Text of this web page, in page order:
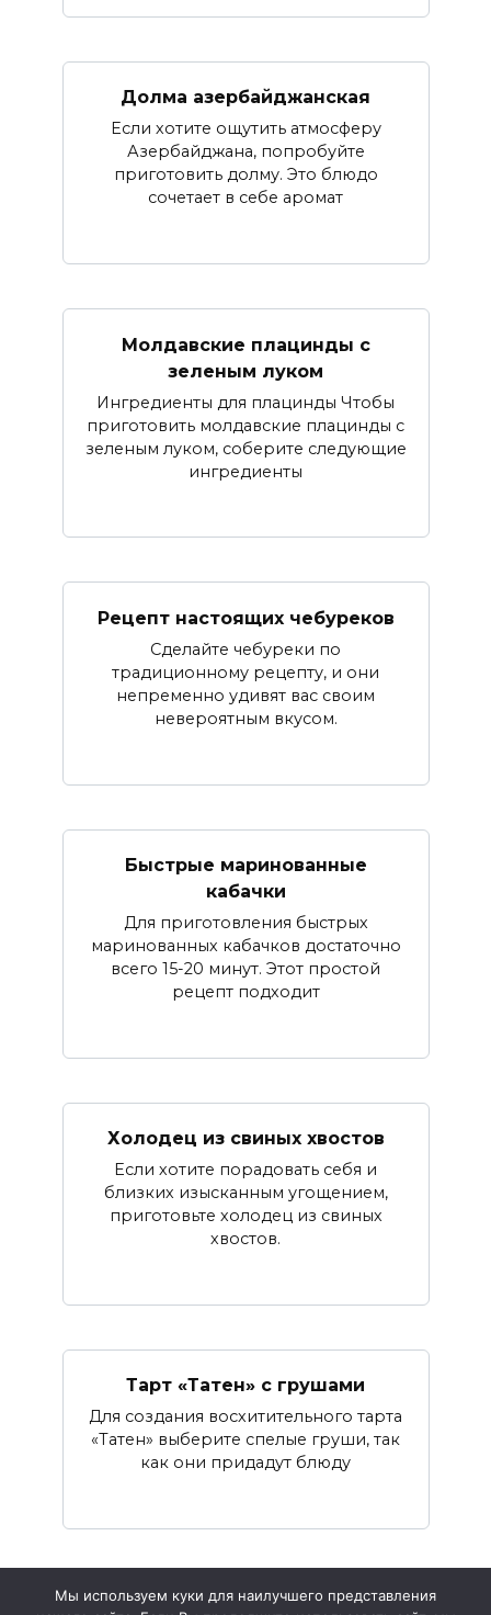
Долма азербайджанская
Если хотите ощутить атмосферу
Азербайджана, попробуйте
приготовить долму. Это блюдо
сочетает в себе аромат
Молдавские плацинды с
зеленым луком
Ингредиенты для плацинды Чтобы
приготовить молдавские плацинды с
зеленым луком, соберите следующие
ингредиенты
Рецепт настоящих чебуреков
Сделайте чебуреки по
традиционному рецепту, и они
непременно удивят вас своим
невероятным вкусом.
Быстрые маринованные
кабачки
Для приготовления быстрых
маринованных кабачков достаточно
всего 15-20 минут. Этот простой
рецепт подходит
Холодец из свиных хвостов
Если хотите порадовать себя и
близких изысканным угощением,
приготовьте холодец из свиных
хвостов.
Тарт «Татен» с грушами
Для создания восхитительного тартa
«Татен» выберите спелые груши, так
как они придадут блюду
Мы используем куки для наилучшего представления